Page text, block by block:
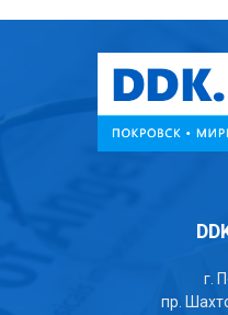
г.
пр.